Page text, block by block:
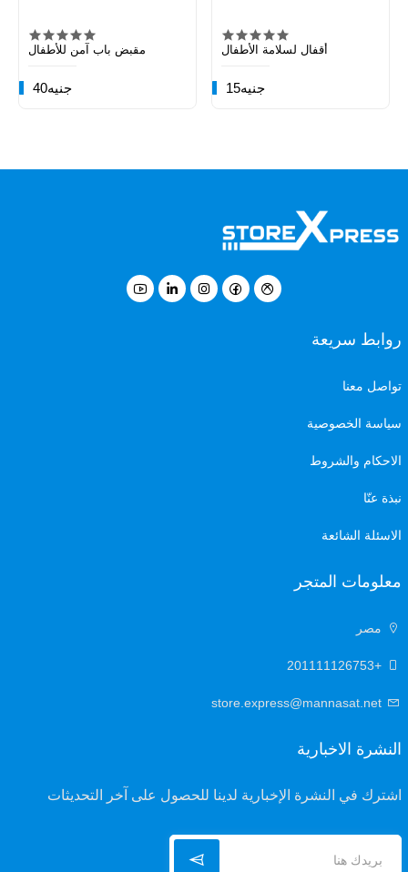
أقفال لسلامة الأطفال
15جنيه
مقبض باب آمن للأطفال
40جنيه
روابط سريعة
تواصل معنا
سياسة الخصوصية
الاحكام والشروط
نبذة عنّا
الاسئلة الشائعة
معلومات المتجر
مصر
+201111126753
النشرة الاخبارية
اشترك في النشرة الإخبارية لدينا للحصول على آخر التحديثات